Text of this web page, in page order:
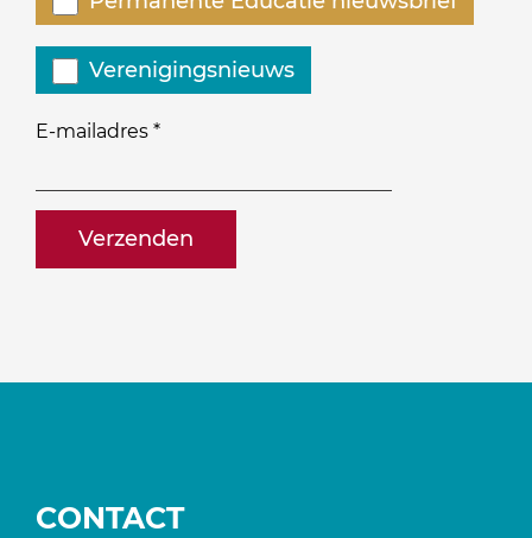
E-mailadres *
naam@bedrijf.nl
nieuwsbrieven
zou
je
willen
Verenigingsnieuws
CONTACT